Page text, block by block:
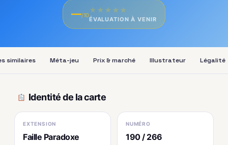
—/10
★ ★ ★ ★ ★
ÉVALUATION À VENIR
similaires Méta-jeu Prix & marché Illustrateur Légalité
Identité de la carte
EXTENSION
Faille Paradoxe
NUMÉRO
190 / 266